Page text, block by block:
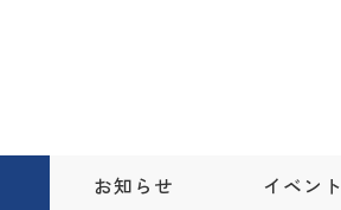
お知らせ イベント